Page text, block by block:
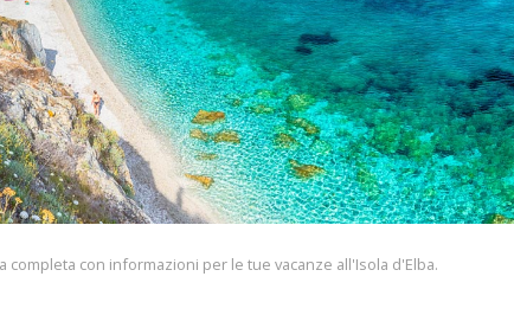
completa con informazioni per le tue vacanze all'Isola d'Elba.